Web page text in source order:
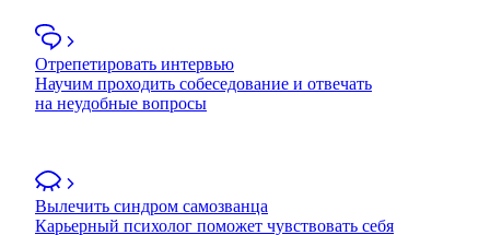
Отрепетировать интервью
Научим проходить собеседование и отвечать
на неудобные вопросы
Вылечить синдром самозванца
Карьерный психолог поможет чувствовать себя